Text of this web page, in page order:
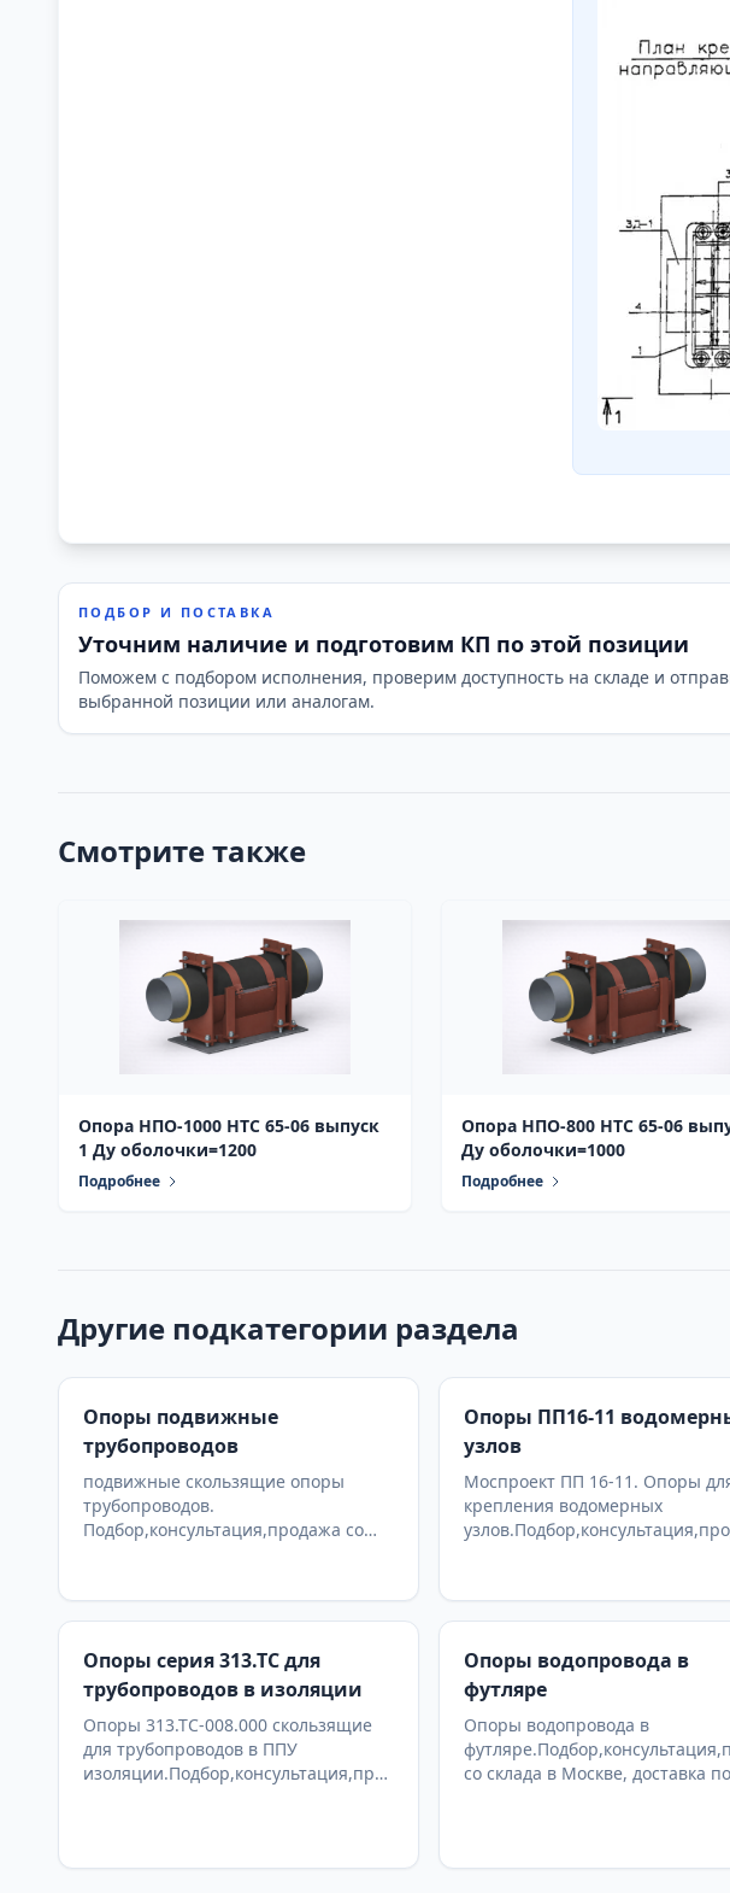
ПОДБОР И ПОСТАВКА
Уточним наличие и подготовим КП по этой позиции
Поможем с подбором исполнения, проверим доступность на складе и
выбранной позиции или аналогам.
Смотрите также
Опора НПО-1000 НТС 65-06 выпуск
1 Ду оболочки=1200
Подробнее
Опора НПО-800 НТС 65-06 выпуск 1
Ду оболочки=1000
Подробнее
Другие подкатегории раздела
Опоры подвижные
трубопроводов
подвижные скользящие опоры
трубопроводов.
Подбор,консультация,продажа со
Опоры ПП16-11
узлов
Моспроект ПП 16-11. Опоры
крепления водомерных
Опоры серия 313.ТС для
трубопроводов в изоляции
Опоры 313.ТС-008.000 скользящие
для трубопроводов в ППУ
изоляции.Подбор,консультация,продажа
Опоры водопровода в
футляре
Опоры водопровода в
со склада в Москве, доставка